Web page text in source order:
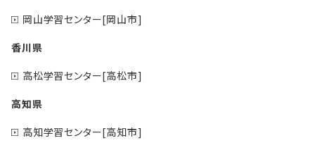
岡山学習センター[岡山市]
香川県
高松学習センター[高松市]
高知県
高知学習センター[高知市]